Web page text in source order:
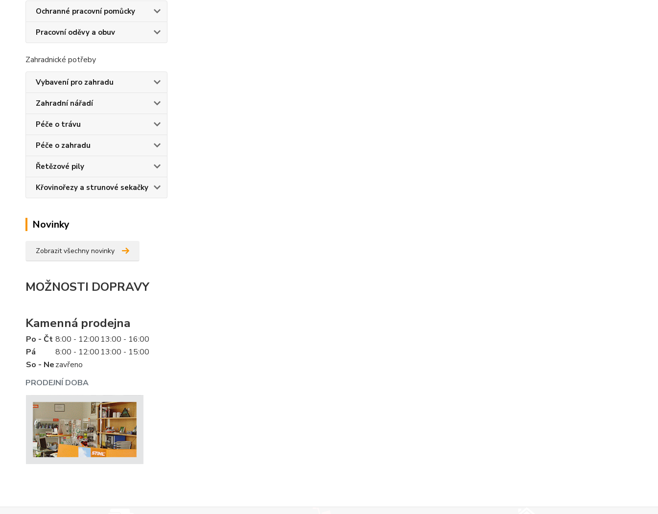
Ochranné pracovní pomůcky
Pracovní oděvy a obuv
Zahradnické potřeby
Vybavení pro zahradu
Zahradní nářadí
Péče o trávu
Péče o zahradu
Řetězové pily
Křovinořezy a strunové sekačky
Novinky
Zobrazit všechny novinky
MOŽNOSTI DOPRAVY
Kamenná prodejna
PRODEJNÍ DOBA
Po - Čt 8:00 - 12:00 13:00 - 16:00
Pá
8:00 - 12:00 13:00 - 15:00
So - Nezavřeno